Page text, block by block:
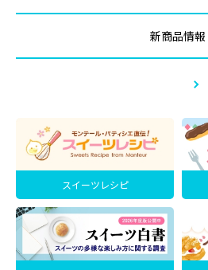
新商品情報
スイーツレシピ